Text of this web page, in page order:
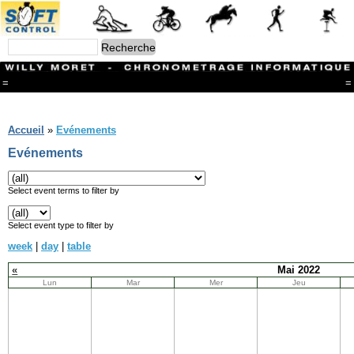
= =
Branches
CONTACT
Ski ALPIN
Triathlon
Ski Nordique
Courses à pieds
Athlétisme
Slalom In-Line
Caisse à savon
Coupe "Journal La Gruyère"
Accueil » Evénements
Evénements
Select event terms to filter by
Select event type to filter by
week | day | table
«
Mai 2022
Lun Mar Mer Jeu